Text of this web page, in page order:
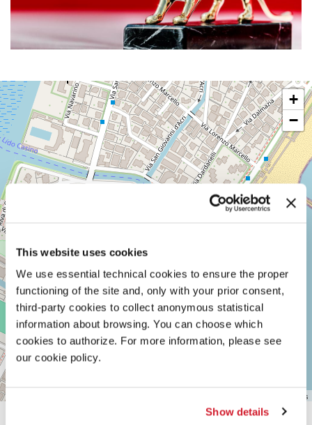
This website uses cookies
We use essential technical cookies to ensure the proper
functioning of the site and, only with your prior consent,
third-party cookies to collect anonymous statistical
information about browsing. You can choose which
cookies to authorize. For more information, please see
our cookie policy.
Show details
SALA
PERLA
LUNGOMARE
MARCONI
30126
LIDO
VENEZIA
TEL.
0415218711
info@labiennale.org
SCOPRI LA SEDE
+
−
contributors